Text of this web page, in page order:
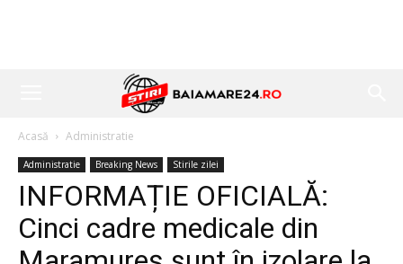
Acasă Administratie
Administratie Breaking News Stirile zilei
INFORMAȚIE OFICIALĂ:
Cinci cadre medicale din